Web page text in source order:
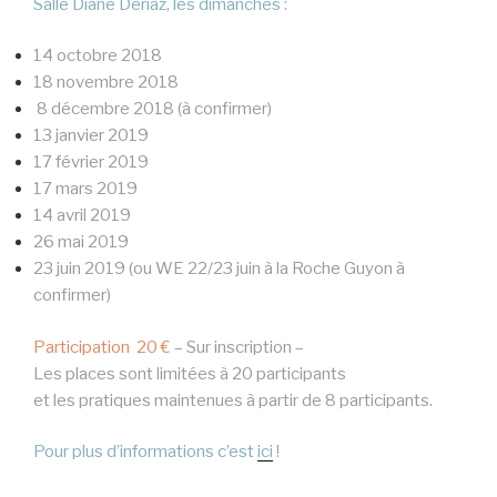
14 octobre 2018
18 novembre 2018
8 décembre 2018 (à confirmer)
13 janvier 2019
17 février 2019
17 mars 2019
14 avril 2019
26 mai 2019
23 juin 2019 (ou WE 22/23 juin à la Roche Guyon à
confirmer)
Participation 20 € – Sur inscription –
Les places sont limitées à 20 participants
et les pratiques maintenues à partir de 8 participants.
Pour plus d’informations c’estici !